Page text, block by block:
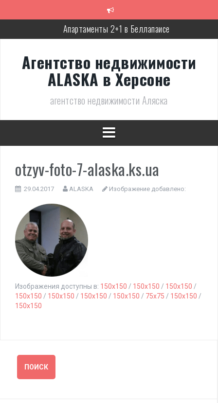
Апартаменты 2+1 в Беллапаисе
Трёхспальная вилла в комплексе в Лапте
Современная, полностью готовая вилла в Алсанджаке
Люкс вилла с дизайнерским ремонтом
Великолепное бунгало в Фамагусте
Агентство недвижимости
ALASKA в Херсоне
агентство недвижимости Аляска
otzyv-foto-7-alaska.ks.ua
29.04.2017 ALASKA Изображение добавлено:
Изображения доступны в: 150x150 / 150x150 / 150x150 /
150x150 / 150x150 / 150x150 / 150x150 / 75x75 / 150x150 /
150x150